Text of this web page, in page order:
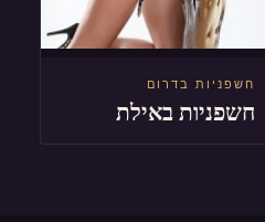
חשפניות בדרום
חשפניות באילת